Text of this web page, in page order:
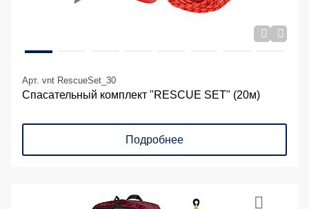
Арт. vnt RescueSet_30
Спасательный комплект "RESCUE SET" (20м)
Подробнее